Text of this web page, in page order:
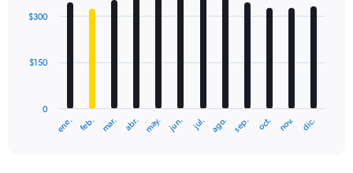
with
12
The
ene. feb. mar. abr. may. jun. jul. ago. sep. oct. nov. dic.
0
$150
$300